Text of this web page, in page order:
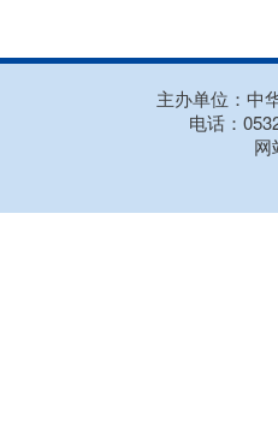
主办单位：中
电话：
网